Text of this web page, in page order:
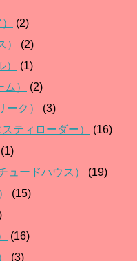
(2)
(2)
(1)
）
(2)
ーク）
(3)
ティローダー）
(16)
(1)
ュードハウス）
(19)
(15)
(16)
(3)